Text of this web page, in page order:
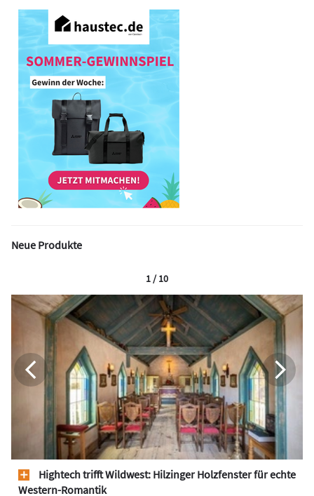
Neue Produkte
Hightech trifft Wildwest: Hilzinger Holzfenster für echte
Western-Romantik
1 / 10